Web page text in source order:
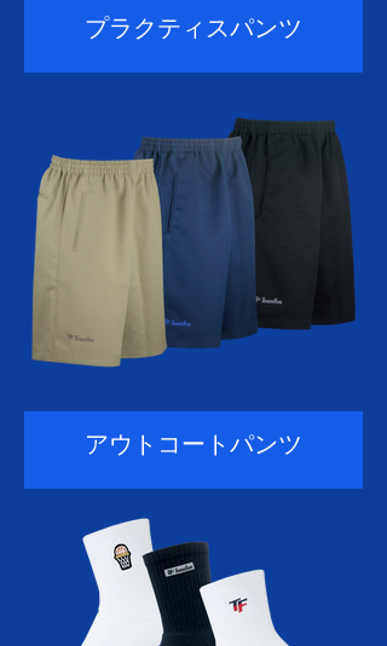
プラクティスパンツ
アウトコートパンツ